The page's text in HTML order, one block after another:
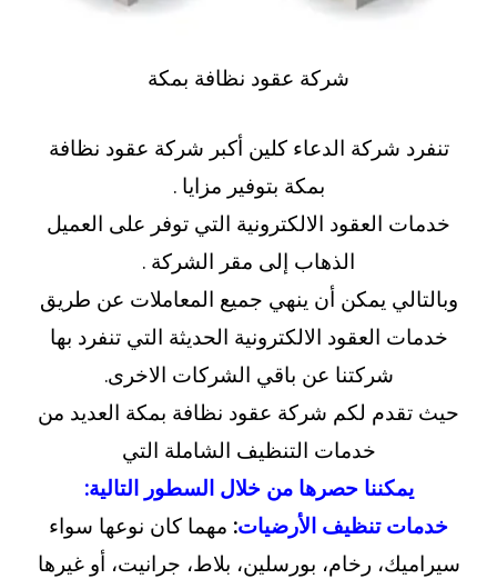
شركة عقود نظافة بمكة
تنفرد شركة الدعاء كلين أكبر شركة عقود نظافة
بمكة بتوفير مزايا .
خدمات العقود الالكترونية التي توفر على العميل
الذهاب إلى مقر الشركة .
وبالتالي يمكن أن ينهي جميع المعاملات عن طريق
خدمات العقود الالكترونية الحديثة التي تنفرد بها
شركتنا عن باقي الشركات الاخرى.
حيث تقدم لكم شركة عقود نظافة بمكة العديد من
خدمات التنظيف الشاملة التي
يمكننا حصرها من خلال السطور التالية:
خدمات تنظيف الأرضيات: مهما كان نوعها سواء
سيراميك، رخام، بورسلين، بلاط، جرانيت، أو غيرها